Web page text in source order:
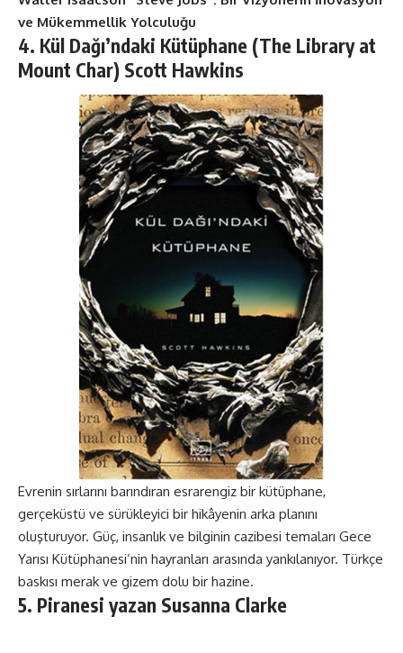
ve Mükemmellik Yolculuğu
4. Kül Dağı’ndaki Kütüphane (The Library at
Mount Char) Scott Hawkins
Evrenin sırlarını barındıran esrarengiz bir kütüphane,
gerçeküstü ve sürükleyici bir hikâyenin arka planını
oluşturuyor. Güç, insanlık ve bilginin cazibesi temaları Gece
Yarısı Kütüphanesi’nin hayranları arasında yankılanıyor. Türkçe
baskısı merak ve gizem dolu bir hazine.
5. Piranesi yazan Susanna Clarke